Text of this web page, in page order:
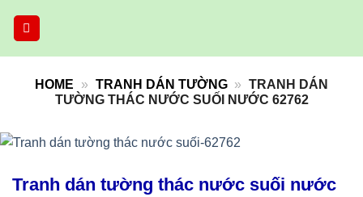
HOME » TRANH DÁN TƯỜNG » TRANH DÁN
TƯỜNG THÁC NƯỚC SUỐI NƯỚC 62762
Tranh dán tường thác nước suối nước